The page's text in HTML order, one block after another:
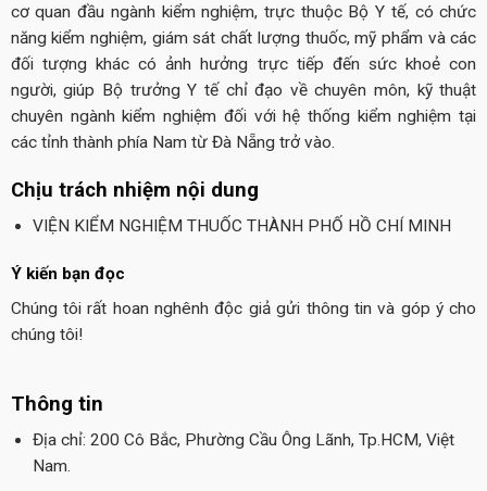
cơ quan đầu ngành kiểm nghiệm, trực thuộc Bộ Y tế, có chức
năng kiểm nghiệm, giám sát chất lượng thuốc, mỹ phẩm và các
đối tượng khác có ảnh hưởng trực tiếp đến sức khoẻ con
người, giúp Bộ trưởng Y tế chỉ đạo về chuyên môn, kỹ thuật
chuyên ngành kiểm nghiệm đối với hệ thống kiểm nghiệm tại
các tỉnh thành phía Nam từ Đà Nẵng trở vào.
Chịu trách nhiệm nội dung
VIỆN KIỂM NGHIỆM THUỐC THÀNH PHỐ HỒ CHÍ MINH
Ý kiến bạn đọc
Chúng tôi rất hoan nghênh độc giả gửi thông tin và góp ý cho
chúng tôi!
Thông tin
Địa chỉ: 200 Cô Bắc, Phường Cầu Ông Lãnh, Tp.HCM, Việt
Nam.